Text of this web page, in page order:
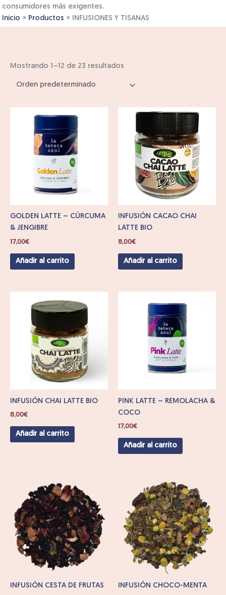
consumidores más exigentes.
Inicio
Productos INFUSIONES Y TISANAS
Mostrando 1–12 de 23 resultados
GOLDEN LATTE – CÚRCUMA
& JENGIBRE
17,00€
Añadir al carrito
INFUSIÓN CACAO CHAI
LATTE BIO
8,00€
Añadir al carrito
INFUSIÓN CHAI LATTE BIO
8,00€
Añadir al carrito
PINK LATTE – REMOLACHA &
COCO
17,00€
Añadir al carrito
INFUSIÓN CESTA DE FRUTAS INFUSIÓN CHOCO-MENTA